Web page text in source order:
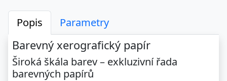
Popis Parametry
Barevný xerografický papír
Široká škála barev – exkluzivní řada
barevných papírů